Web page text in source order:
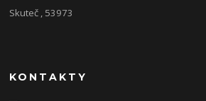
Skuteč , 53973
KONTAKTY